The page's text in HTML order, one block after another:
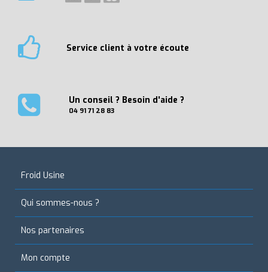
Service client à votre écoute
Un conseil ? Besoin d'aide ?
04 91 71 28 83
Froid Usine
Qui sommes-nous ?
Nos partenaires
Mon compte